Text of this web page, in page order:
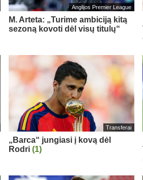
Anglijos Premier League
M. Arteta: „Turime ambiciją kitą
sezoną kovoti dėl visų titulų“
Transferai
„Barca“ jungiasi į kovą dėl
Rodri(1)